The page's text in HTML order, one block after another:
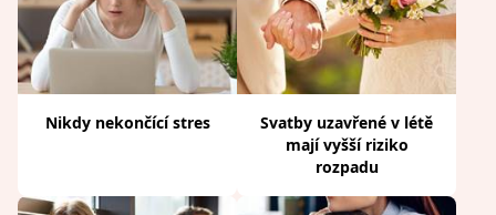
Nikdy nekončící stres
Svatby uzavřené v létě
mají vyšší riziko
rozpadu